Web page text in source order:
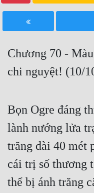
Hoàn Thành
Free
Hậu Cung
Truyện Dịch
Truyện Nhập Môn
Truyện ngắn
Xa Lộ Dịch
Chương 70 -
chi nguyệt! (10/
Bọn Ogre đáng
lành nướng lửa
trăng dài 40 mét
cái trị số thương
thể bị ánh trăng